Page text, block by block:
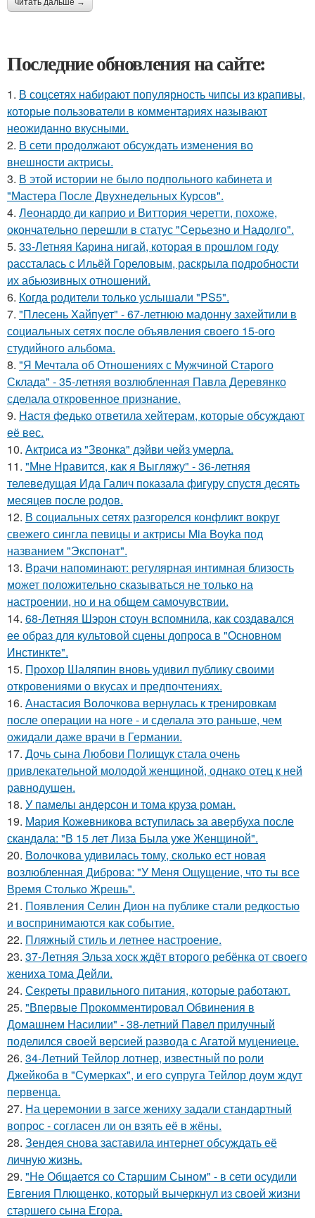
читать дальше →
Последние обновления на сайте:
1. В соцсетях набирают популярность чипсы из крапивы,
которые пользователи в комментариях называют
неожиданно вкусными.
2. В сети продолжают обсуждать изменения во
внешности актрисы.
3. В этой истории не было подпольного кабинета и
"Мастера После Двухнедельных Курсов".
4. Леонардо ди каприо и Виттория черетти, похоже,
окончательно перешли в статус "Серьезно и Надолго".
5. 33-Летняя Карина нигай, которая в прошлом году
рассталась с Ильёй Гореловым, раскрыла подробности
их абьюзивных отношений.
6. Когда родители только услышали "PS5".
7. "Плесень Хайпует" - 67-летнюю мадонну захейтили в
социальных сетях после объявления своего 15-ого
студийного альбома.
8. "Я Мечтала об Отношениях с Мужчиной Старого
Склада" - 35-летняя возлюбленная Павла Деревянко
сделала откровенное признание.
9. Настя федько ответила хейтерам, которые обсуждают
её вес.
10. Актриса из "Звонка" дэйви чейз умерла.
11. "Мне Нравится, как я Выгляжу" - 36-летняя
телеведущая Ида Галич показала фигуру спустя десять
месяцев после родов.
12. В социальных сетях разгорелся конфликт вокруг
свежего сингла певицы и актрисы Mia Boyka под
названием "Экспонат".
13. Врачи напоминают: регулярная интимная близость
может положительно сказываться не только на
настроении, но и на общем самочувствии.
14. 68-Летняя Шэрон стоун вспомнила, как создавался
ее образ для культовой сцены допроса в "Основном
Инстинкте".
15. Прохор Шаляпин вновь удивил публику своими
откровениями о вкусах и предпочтениях.
16. Анастасия Волочкова вернулась к тренировкам
после операции на ноге - и сделала это раньше, чем
ожидали даже врачи в Германии.
17. Дочь сына Любови Полищук стала очень
привлекательной молодой женщиной, однако отец к ней
равнодушен.
18. У памелы андерсон и тома круза роман.
19. Мария Кожевникова вступилась за авербуха после
скандала: "В 15 лет Лиза Была уже Женщиной".
20. Волочкова удивилась тому, сколько ест новая
возлюбленная Диброва: "У Меня Ощущение, что ты все
Время Столько Жрешь".
21. Появления Селин Дион на публике стали редкостью
и воспринимаются как событие.
22. Пляжный стиль и летнее настроение.
23. 37-Летняя Эльза хоск ждёт второго ребёнка от своего
жениха тома Дейли.
24. Секреты правильного питания, которые работают.
25. "Впервые Прокомментировал Обвинения в
Домашнем Насилии" - 38-летний Павел прилучный
поделился своей версией развода с Агатой муцениеце.
26. 34-Летний Тейлор лотнер, известный по роли
Джейкоба в "Сумерках", и его супруга Тейлор доум ждут
первенца.
27. На церемонии в загсе жениху задали стандартный
вопрос - согласен ли он взять её в жёны.
28. Зендея снова заставила интернет обсуждать её
личную жизнь.
29. "Не Общается со Старшим Сыном" - в сети осудили
Евгения Плющенко, который вычеркнул из своей жизни
старшего сына Егора.